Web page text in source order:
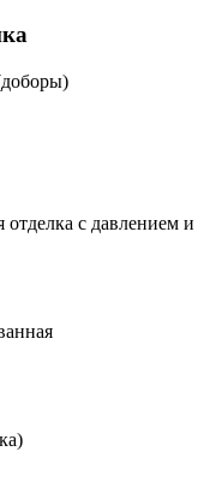
с давлением и